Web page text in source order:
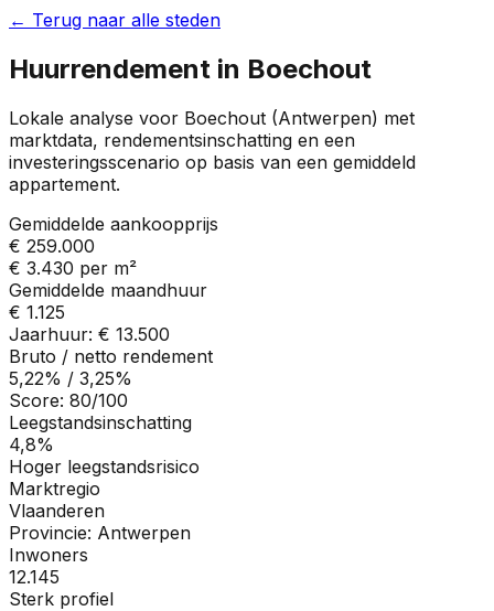
← Terug naar alle steden
Huurrendement in Boechout
Lokale analyse voor Boechout (Antwerpen) met
marktdata, rendementsinschatting en een
investeringsscenario op basis van een gemiddeld
appartement.
Gemiddelde aankoopprijs
€ 259.000
€ 3.430 per m²
Gemiddelde maandhuur
€ 1.125
Jaarhuur: € 13.500
Bruto / netto rendement
5,22% / 3,25%
Score: 80/100
Leegstandsinschatting
4,8%
Hoger leegstandsrisico
Marktregio
Vlaanderen
Provincie: Antwerpen
Inwoners
12.145
Sterk profiel